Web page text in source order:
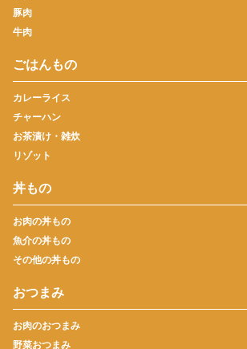
豚肉
牛肉
ごはんもの
カレーライス
チャーハン
お茶漬け・雑炊
リゾット
丼もの
お肉の丼もの
魚介の丼もの
その他の丼もの
おつまみ
お肉のおつまみ
野菜おつまみ